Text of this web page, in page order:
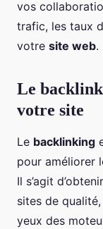
vos
trafic, les taux
votre site web.
Le
votre site
Le backlinking
pour améliorer
Il s’agit
sites de
yeux des